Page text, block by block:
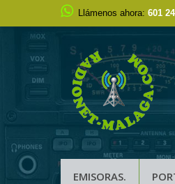
Llámenos ahora: 601
EMISORAS.